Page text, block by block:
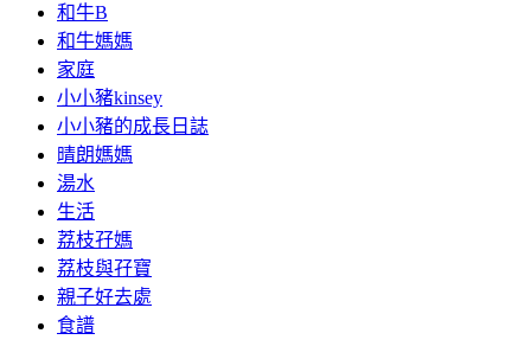
和牛B
和牛媽媽
家庭
小小豬kinsey
小小豬的成長日誌
晴朗媽媽
湯水
生活
荔枝孖媽
荔枝與孖寶
親子好去處
食譜